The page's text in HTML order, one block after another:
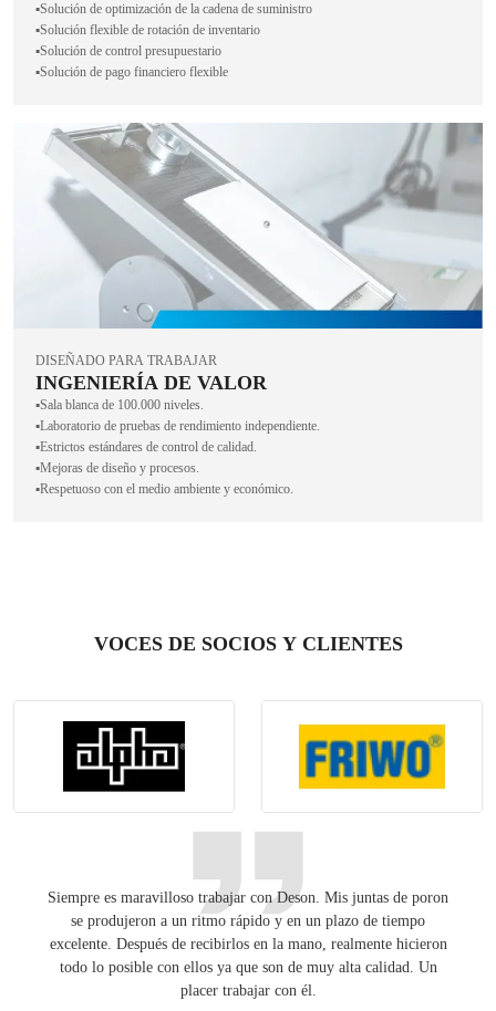
▪️Solución de optimización de la cadena de suministro
▪️Solución flexible de rotación de inventario
▪️Solución de control presupuestario
▪️Solución de pago financiero flexible
DISEÑADO PARA TRABAJAR
INGENIERÍA DE VALOR
▪️Sala blanca de 100.000 niveles.
▪️Laboratorio de pruebas de rendimiento independiente.
▪️Estrictos estándares de control de calidad.
▪️Mejoras de diseño y procesos.
▪️Respetuoso con el medio ambiente y económico.
VOCES DE SOCIOS Y CLIENTES
Siempre es maravilloso trabajar con Deson. Mis juntas de poron
se produjeron a un ritmo rápido y en un plazo de tiempo
excelente. Después de recibirlos en la mano, realmente hicieron
todo lo posible con ellos ya que son de muy alta calidad. Un
placer trabajar con él.